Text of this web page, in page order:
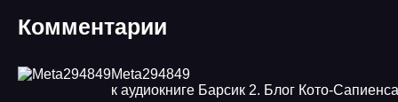
Комментарии
Meta294849
к аудиокниге Барсик 2. Блог Кото-